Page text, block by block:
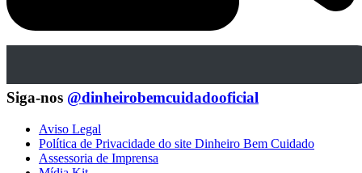
Siga-nos @dinheirobemcuidadooficial
Aviso Legal
Política de Privacidade do site Dinheiro Bem Cuidado
Assessoria de Imprensa